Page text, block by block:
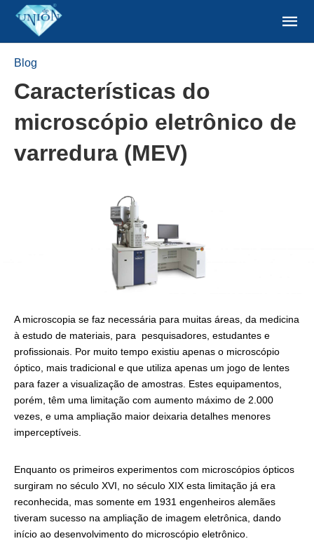
Blog
Características do
microscópio eletrônico de
varredura (MEV)
A microscopia se faz necessária para muitas áreas, da medicina
à estudo de materiais, para pesquisadores, estudantes e
profissionais. Por muito tempo existiu apenas o microscópio
óptico, mais tradicional e que utiliza apenas um jogo de lentes
para fazer a visualização de amostras. Estes equipamentos,
porém, têm uma limitação com aumento máximo de 2.000
vezes, e uma ampliação maior deixaria detalhes menores
imperceptíveis.
Enquanto os primeiros experimentos com microscópios ópticos
surgiram no século XVI, no século XIX esta limitação já era
reconhecida, mas somente em 1931 engenheiros alemães
tiveram sucesso na ampliação de imagem eletrônica, dando
início ao desenvolvimento do microscópio eletrônico.